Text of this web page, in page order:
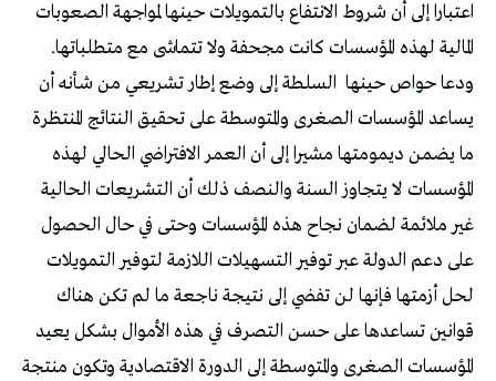
اعتبارا إلى أن شروط الانتفاع بالتمويلات حينها لمواجهة الصعوبات
المالية لهذه المؤسسات كانت مجحفة ولا تتماشى مع متطلباتها.
ودعا حواص حينها السلطة إلى وضع إطار تشريعي من شأنه أن
يساعد المؤسسات الصغرى والمتوسطة على تحقيق النتائج المنتظرة
ما يضمن ديمومتها مشيرا إلى أن العمر الافتراضي الحالي لهذه
المؤسسات لا يتجاوز السنة والنصف ذلك أن التشريعات الحالية
غير ملائمة لضمان نجاح هذه المؤسسات وحتى في حال الحصول
على دعم الدولة عبر توفير التسهيلات اللازمة لتوفير التمويلات
لحل أزمتها فإنها لن تفضي إلى نتيجة ناجعة ما لم تكن هناك
قوانين تساعدها على حسن التصرف في هذه الأموال بشكل يعيد
المؤسسات الصغرى والمتوسطة إلى الدورة الاقتصادية وتكون منتجة